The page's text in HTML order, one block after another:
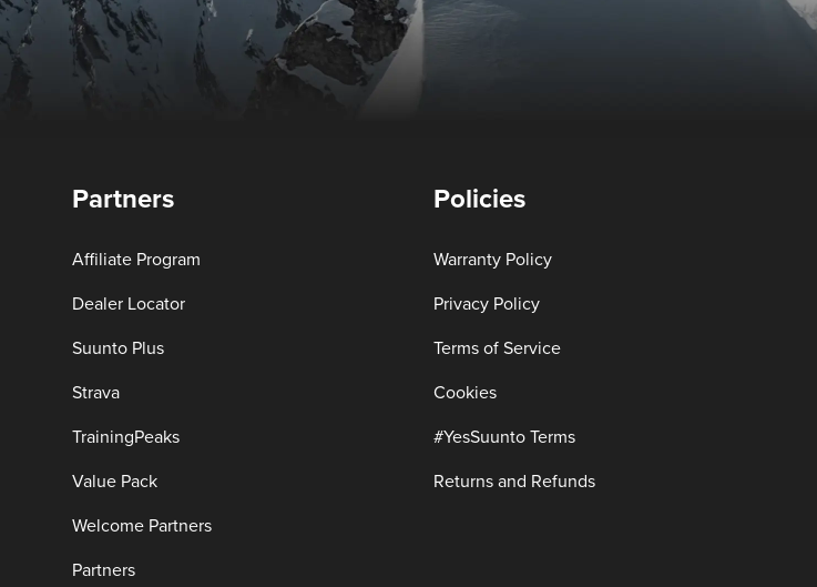
Partners
Affiliate Program
Dealer Locator
Suunto Plus
Strava
TrainingPeaks
Value Pack
Welcome Partners
Partners
Policies
Warranty Policy
Privacy Policy
Terms of Service
Cookies
#YesSuunto Terms
Returns and Refunds